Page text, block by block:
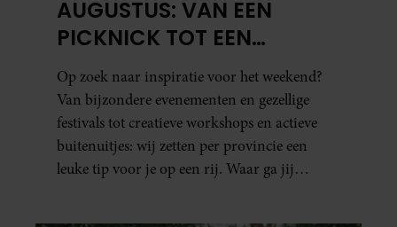
AUGUSTUS: VAN EEN
PICKNICK TOT EEN
VOGELHUISJE MAKEN
Op zoek naar inspiratie voor het weekend?
Van bijzondere evenementen en gezellige
festivals tot creatieve workshops en actieve
buitenuitjes: wij zetten per provincie een
leuke tip voor je op een rij. Waar ga jij